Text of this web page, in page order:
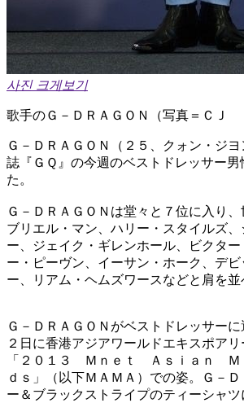
사진 크게보기
歌手のＧ－ＤＲＡＧＯＮ（写真＝ＣＪ
Ｇ－ＤＲＡＧＯＮ（２５、クォン・ジ
誌『ＧＱ』の今週のベストドレッサー
た。
Ｇ－ＤＲＡＧＯＮは堂々と７位に入り
ブリエル・マン、ハリー・スタイルズ
ー、ジェイク・ギレンホール、ビクター
ー・ピーヴン、イーサン・ホーク、デビ
ー、リアム・ヘムズワースなどと肩を並
Ｇ－ＤＲＡＧＯＮがベストドレッサー
２日に香港アジアワールドエキスポア
「２０１３ Ｍｎｅｔ Ａｓｉａｎ Ｍ
ｄｓ」（以下ＭＡＭＡ）での姿。Ｇ－
ー＆ブラックストライプのティーシャ